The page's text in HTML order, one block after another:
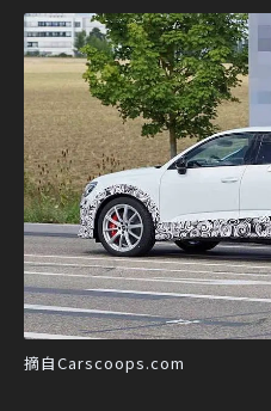
摘自Carscoops.com